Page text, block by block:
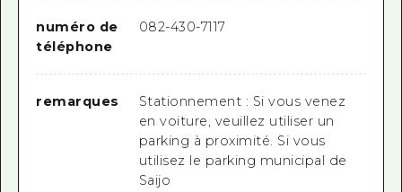
numéro de
téléphone
082-430-7117
remarques
Stationnement : Si vous venez
en voiture, veuillez utiliser un
parking à proximité. Si vous
utilisez le parking municipal de
Saijo